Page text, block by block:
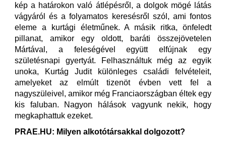
kép a határokon való átlépésről, a dolgok mögé látás
vágyáról és a folyamatos keresésről szól, ami fontos
eleme a kurtági életműnek. A másik ritka, önfeledt
pillanat, amikor egy oldott, baráti összejövetelen
Mártával, a feleségével együtt elfújnak egy
születésnapi gyertyát. Felhasználtuk még az egyik
unoka, Kurtág Judit különleges családi felvételeit,
amelyeket az elmúlt tizenöt évben vett fel a
nagyszüleivel, amikor még Franciaországban éltek egy
kis faluban. Nagyon hálások vagyunk nekik, hogy
megkaphattuk ezeket.
PRAE.HU: Milyen alkotótársakkal dolgozott?